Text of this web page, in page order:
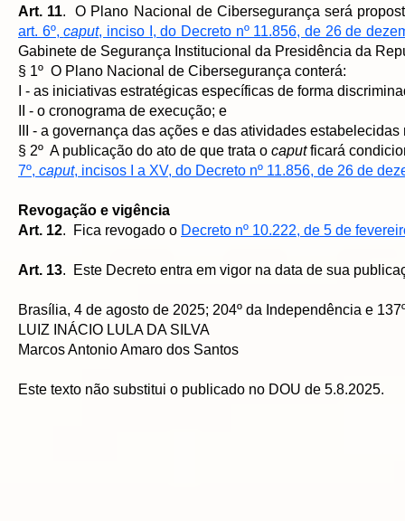
Art. 11. O Plano Nacional de Cibersegurança será
art. 6º,caput, inciso I, do Decreto nº 11.856, de 26 de
Gabinete de Segurança Institucional da Presidência da
§ 1º O Plano Nacional de Cibersegurança conterá:
I - as iniciativas estratégicas específicas de forma
II - o cronograma de execução; e
III - a governança das ações e das atividades
§ 2º A publicação do ato de que trata o caputficará
7º, caput, incisos I a XV, do Decreto nº 11.856, de 26 de
Revogação e vigência
Art. 12. Fica revogado o Decreto nº 10.222, de 5 de
Art. 13. Este Decreto entra em vigor na data de sua
Brasília, 4 de agosto de 2025; 204º da Independência e
LUIZ INÁCIO LULA DA SILVA
Marcos Antonio Amaro dos Santos
Este texto não substitui o publicado no DOU de 5.8.2025.